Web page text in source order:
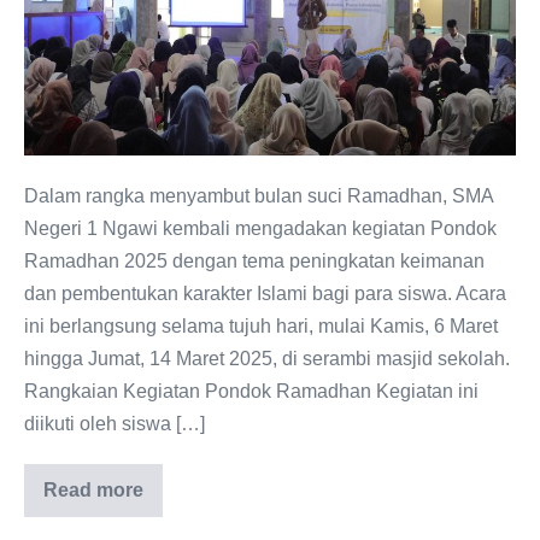
di
SMAN
1
Ngawi:
Meningkatkan
Keimanan
dan
Karakter
Siswa
Dalam rangka menyambut bulan suci Ramadhan, SMA
Negeri 1 Ngawi kembali mengadakan kegiatan Pondok
Ramadhan 2025 dengan tema peningkatan keimanan
dan pembentukan karakter Islami bagi para siswa. Acara
ini berlangsung selama tujuh hari, mulai Kamis, 6 Maret
hingga Jumat, 14 Maret 2025, di serambi masjid sekolah.
Rangkaian Kegiatan Pondok Ramadhan Kegiatan ini
diikuti oleh siswa […]
Read more
Kegiatan
Pondok